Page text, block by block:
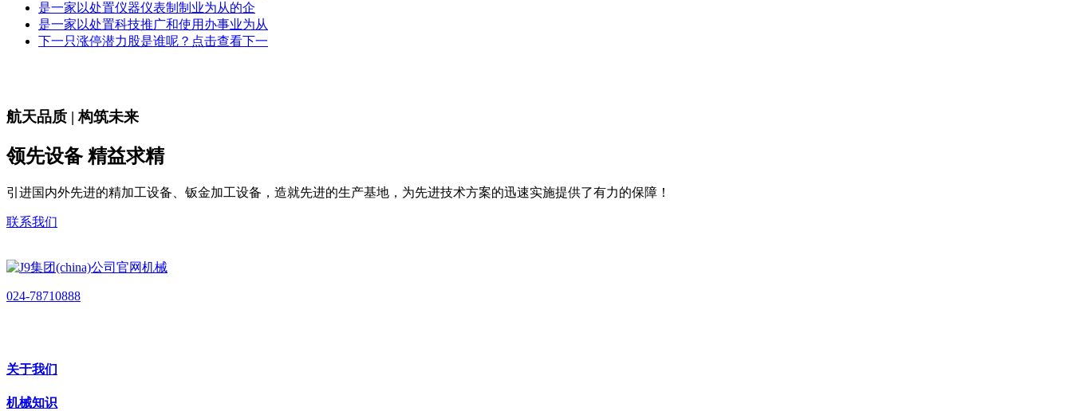
是一家以处置仪器仪表制制业为从的企
是一家以处置科技推广和使用办事业为从
下一只涨停潜力股是谁呢？点击查看下一
航天品质 | 构筑未来
领先设备 精益求精
引进国内外先进的精加工设备、钣金加工设备，造就先进的生产基地，为先进技术方案的迅速实施提供了有力的保障！
联系我们
024-78710888
关于我们
机械知识